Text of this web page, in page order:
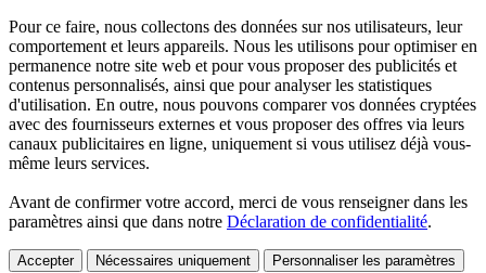
Pour ce faire, nous collectons des données sur nos utilisateurs, leur
comportement et leurs appareils. Nous les utilisons pour optimiser en
permanence notre site web et pour vous proposer des publicités et
contenus personnalisés, ainsi que pour analyser les statistiques
d'utilisation. En outre, nous pouvons comparer vos données cryptées
avec des fournisseurs externes et vous proposer des offres via leurs
canaux publicitaires en ligne, uniquement si vous utilisez déjà vous-
même leurs services.
Avant de confirmer votre accord, merci de vous renseigner dans les
paramètres ainsi que dans notre Déclaration de confidentialité.
Accepter Nécessaires uniquement Personnaliser les paramètres